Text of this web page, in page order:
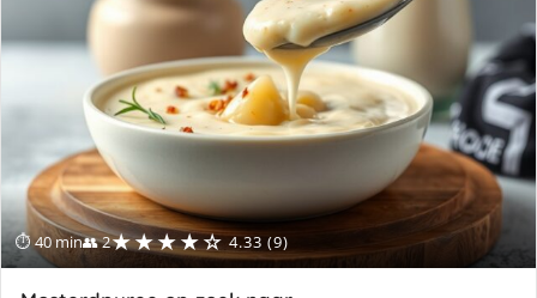
⏱ 40 min👥 2★★★★☆ 4.33 (9)